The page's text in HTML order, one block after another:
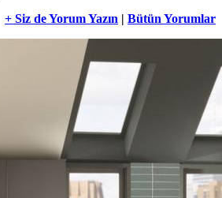
+ Siz de Yorum Yazın | Bütün Yorumlar